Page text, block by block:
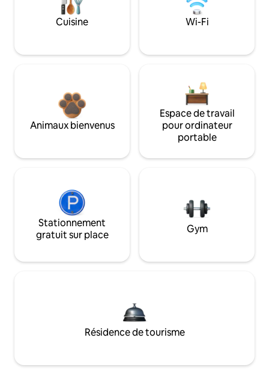
Cuisine Wi-Fi
Animaux bienvenus
Espace de travail
pour ordinateur
portable
Stationnement
gratuit sur place
Gym
Résidence de tourisme